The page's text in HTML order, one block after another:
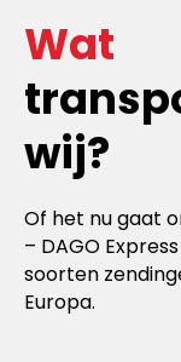
Wat
wij?
Of het nu gaat
– DAGO
soorten
Europa.